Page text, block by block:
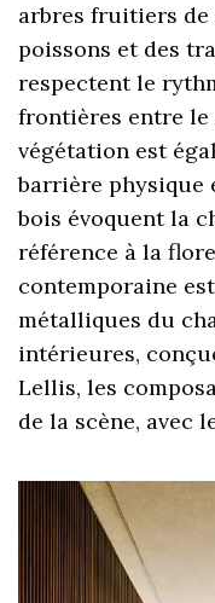
arbres fruitiers de
poissons et des
respectent le
frontières entre le
végétation est
barrière physique
bois évoquent la
référence à la
contemporaine
métalliques du
intérieures,
Lellis, les
de la scène, avec